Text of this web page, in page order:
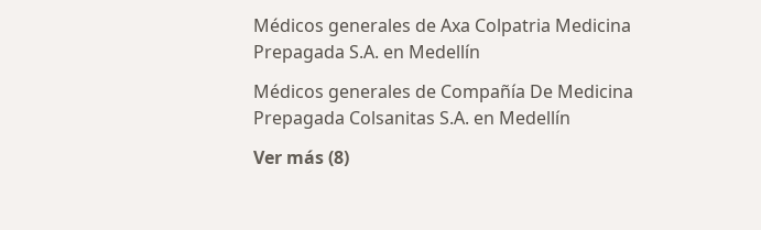
Enfermedades más tratadas
Médicos generales de Axa Colpatria Medicina
Prepagada S.A. en Medellín
Médicos generales de Compañía De Medicina
Prepagada Colsanitas S.A. en Medellín
Ver más (8)